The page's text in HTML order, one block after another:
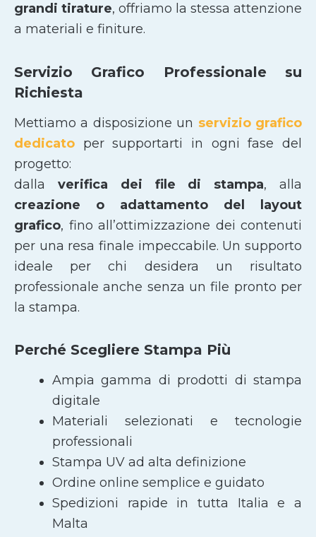
grandi tirature, offriamo la stessa attenzione
a materiali e finiture.
Servizio Grafico Professionale su
Richiesta
Mettiamo a disposizione un servizio grafico
dedicato per supportarti in ogni fase del
progetto:
dalla verifica dei file di stampa, alla
creazione o adattamento del layout
grafico, fino all’ottimizzazione dei contenuti
per una resa finale impeccabile. Un supporto
ideale per chi desidera un risultato
professionale anche senza un file pronto per
la stampa.
Perché Scegliere Stampa Più
Ampia gamma di prodotti di stampa
digitale
Materiali selezionati e tecnologie
professionali
Stampa UV ad alta definizione
Ordine online semplice e guidato
Spedizioni rapide in tutta Italia e a
Malta